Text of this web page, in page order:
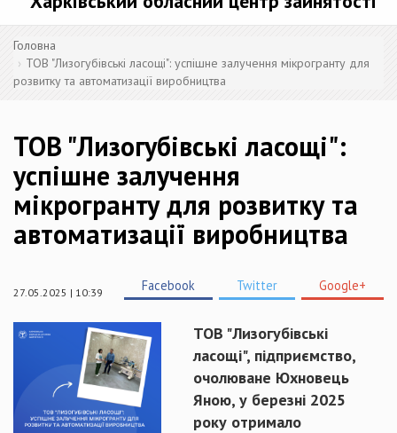
Головна
ТОВ "Лизогубівські ласощі": успішне залучення мікрогранту для
розвитку та автоматизації виробництва
ТОВ "Лизогубівські ласощі":
успішне залучення
мікрогранту для розвитку та
автоматизації виробництва
27.05.2025 | 10:39 Facebook Twitter Google+
ТОВ "Лизогубівські
ласощі", підприємство,
очолюване Юхновець
Яною, у березні 2025
року отримало